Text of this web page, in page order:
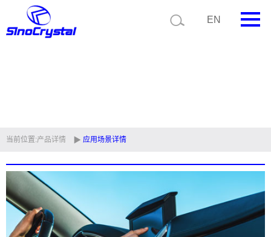
EN
技术支持
视频中心
新闻中心
联系我们
当前位置:产品详情 应用场景详情